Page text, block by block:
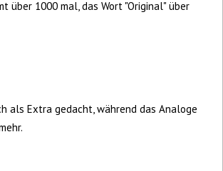
über 1000 mal, das Wort "Original" über
als Extra gedacht, während das Analoge